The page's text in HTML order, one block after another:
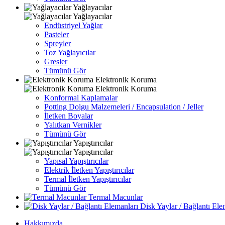
Yağlayacılar
Yağlayacılar
Endüstriyel Yağlar
Pasteler
Spreyler
Toz Yağlayıcılar
Gresler
Tümünü Gör
Elektronik Koruma
Elektronik Koruma
Konformal Kaplamalar
Potting Dolgu Malzemeleri / Encapsulation / Jeller
İletken Boyalar
Yalıtkan Vernikler
Tümünü Gör
Yapıştırıcılar
Yapıştırıcılar
Yapısal Yapıştırıcılar
Elektrik İletken Yapıştırıcılar
Termal İletken Yapıştırıcılar
Tümünü Gör
Termal Macunlar
Disk Yaylar / Bağlantı
Hakkımızda